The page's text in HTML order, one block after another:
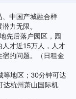
、中国产城融合样
力无限。
先后落户园区，园
才近15万人，人才
的问题。（日租金
等地区；30分钟可达
达杭州萧山国际机